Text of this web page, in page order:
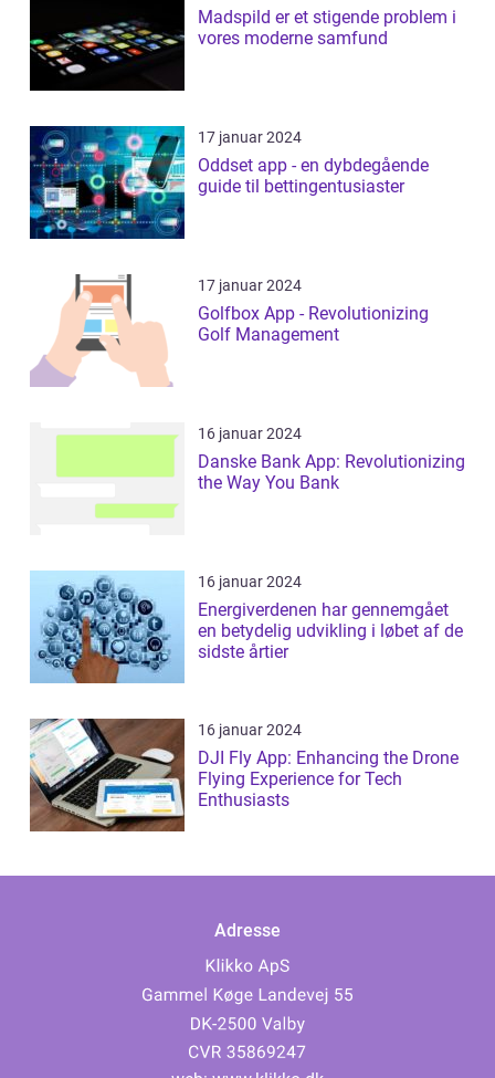
Madspild er et stigende problem i
vores moderne samfund
17 januar 2024
Oddset app - en dybdegående
guide til bettingentusiaster
17 januar 2024
Golfbox App - Revolutionizing
Golf Management
16 januar 2024
Danske Bank App: Revolutionizing
the Way You Bank
16 januar 2024
Energiverdenen har gennemgået
en betydelig udvikling i løbet af de
sidste årtier
16 januar 2024
DJI Fly App: Enhancing the Drone
Flying Experience for Tech
Enthusiasts
Adresse